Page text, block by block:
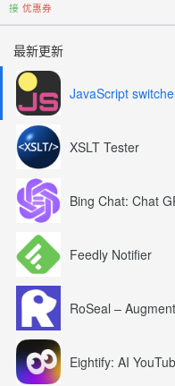
接 优惠券
最新更新
XSLT Tester
Bing Chat: Chat
Feedly Notifier